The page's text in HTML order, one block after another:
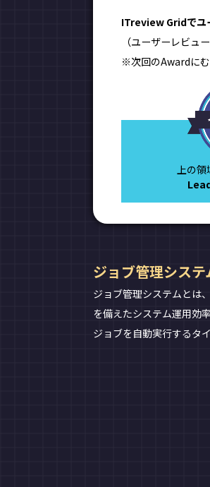
ITreview Gridでユ
（ユーザーレビュ
※次回のAwardに
上の領
ジョブ管理システ
ジョブ管理システムとは
を備えたシステム運用効
ジョブを自動実行するタ